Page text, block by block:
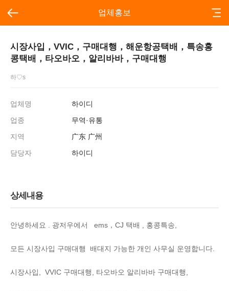
업체홍보
시장사입，VVIC，구매대행，해운항공택배，특송홍
콩택배，타오바오，알리바바，구매대행
하♡s
업체명
하이디
업종
무역·유통
지역
广东 广州
담당자
하이디
상세내용
안녕하세요 . 광저우에서 ems，CJ 택배 , 홍콩특송,
모든 시장사입 구매대행 배대지 가능한 개인 사무실 운영합니다.
시장사입, VVIC 구매대행, 타오바오 알리바바 구매대행,